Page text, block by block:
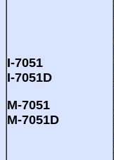
I-7051
I-7051D
M-7051
M-7051D